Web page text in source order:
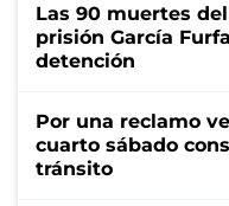
Las 90 muertes
prisión García
detención
Por una reclamo
cuarto sábado
tránsito